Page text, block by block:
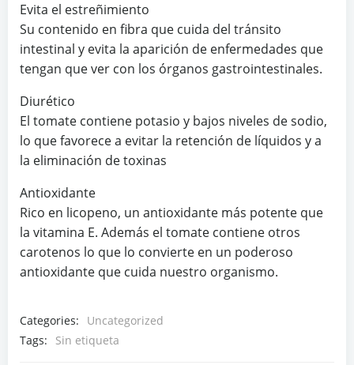
Evita el estreñimiento
Su contenido en fibra que cuida del tránsito
intestinal y evita la aparición de enfermedades que
tengan que ver con los órganos gastrointestinales.
Diurético
El tomate contiene potasio y bajos niveles de sodio,
lo que favorece a evitar la retención de líquidos y a
la eliminación de toxinas
Antioxidante
Rico en licopeno, un antioxidante más potente que
la vitamina E. Además el tomate contiene otros
carotenos lo que lo convierte en un poderoso
antioxidante que cuida nuestro organismo.
Categories:
Uncategorized
Tags:
Sin etiqueta